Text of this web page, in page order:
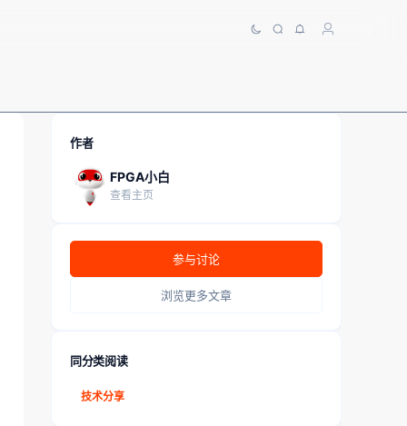
作者
FPGA小白
查看主页
参与讨论
浏览更多文章
同分类阅读
技术分享